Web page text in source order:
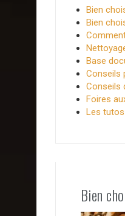
Bien
Bien
Base
Conseils
Conseils
Foires
Les
Bien